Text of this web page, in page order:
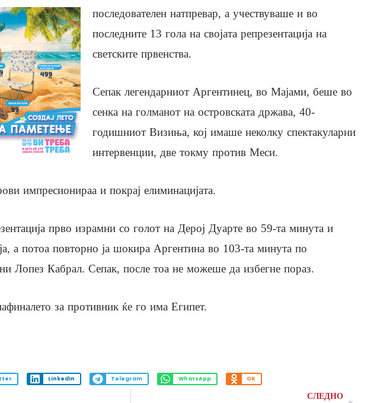
последователен натпревар, а учествуваше и во
последните 13 гола на својата репрезентација на
светските првенства.
Сепак легендарниот Аргентинец, во Мајами, беше во
сенка на голманот на островската држава, 40-
годишниот Визиња, кој имаше неколку спектакуларни
интервенции, две токму против Меси.
импресионираа и покрај елиминацијата.
прво израмни со голот на Дерој Дуарте во 59-та минута и
а потоа повторно ја шокира Аргентина во 103-та минута по
Лопез Кабрал. Сепак, после тоа не можеше да избегне пораз.
за противник ќе го има Египет.
LinkedIn Telegram WhatsApp OK
СЛЕДНО